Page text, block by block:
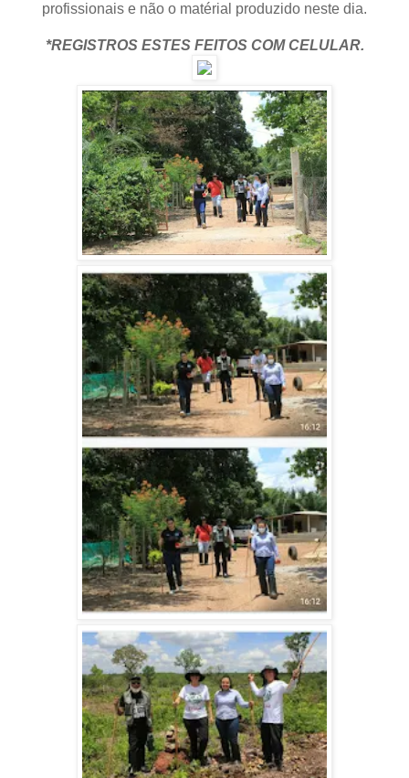
profissionais e não o matérial produzido neste dia.
*REGISTROS ESTES FEITOS COM CELULAR.